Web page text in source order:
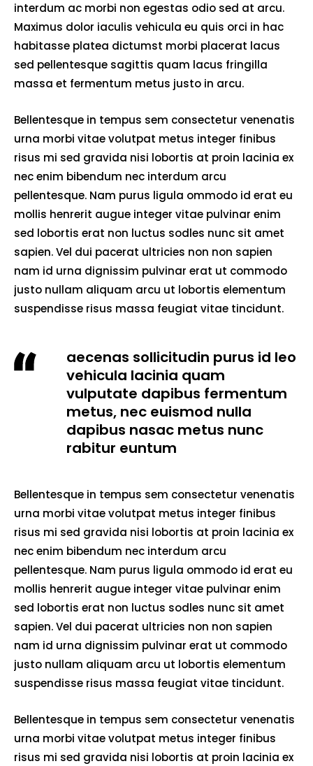
interdum ac morbi non egestas odio sed at arcu.
Maximus dolor iaculis vehicula eu quis orci in hac
habitasse platea dictumst morbi placerat lacus
sed pellentesque sagittis quam lacus fringilla
massa et fermentum metus justo in arcu.
Bellentesque in tempus sem consectetur venenatis
urna morbi vitae volutpat metus integer finibus
risus mi sed gravida nisi lobortis at proin lacinia ex
nec enim bibendum nec interdum arcu
pellentesque. Nam purus ligula ommodo id erat eu
mollis henrerit augue integer vitae pulvinar enim
sed lobortis erat non luctus sodles nunc sit amet
sapien. Vel dui pacerat ultricies non non sapien
nam id urna dignissim pulvinar erat ut commodo
justo nullam aliquam arcu ut lobortis elementum
suspendisse risus massa feugiat vitae tincidunt.
aecenas sollicitudin purus id leo
vehicula lacinia quam
vulputate dapibus fermentum
metus, nec euismod nulla
dapibus nasac metus nunc
rabitur euntum
Bellentesque in tempus sem consectetur venenatis
urna morbi vitae volutpat metus integer finibus
risus mi sed gravida nisi lobortis at proin lacinia ex
nec enim bibendum nec interdum arcu
pellentesque. Nam purus ligula ommodo id erat eu
mollis henrerit augue integer vitae pulvinar enim
sed lobortis erat non luctus sodles nunc sit amet
sapien. Vel dui pacerat ultricies non non sapien
nam id urna dignissim pulvinar erat ut commodo
justo nullam aliquam arcu ut lobortis elementum
suspendisse risus massa feugiat vitae tincidunt.
Bellentesque in tempus sem consectetur venenatis
urna morbi vitae volutpat metus integer finibus
risus mi sed gravida nisi lobortis at proin lacinia ex